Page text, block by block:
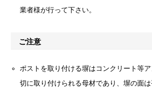
業者様が行って下さい。
ご注意
ポストを取り付ける塀はコンクリート等
切に取り付けられる母材であり、塀の面は